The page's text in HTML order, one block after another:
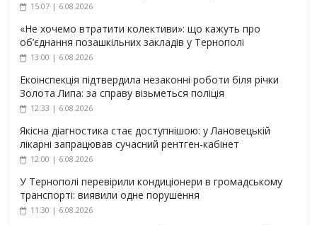
15:07 | 6.08.2026
«Не хочемо втратити колективи»: що кажуть про
об’єднання позашкільних закладів у Тернополі
13:00 | 6.08.2026
Екоінспекція підтвердила незаконні роботи біля річки
Золота Липа: за справу візьметься поліція
12:33 | 6.08.2026
Якісна діагностика стає доступнішою: у Лановецькій
лікарні запрацював сучасний рентген-кабінет
12:00 | 6.08.2026
У Тернополі перевірили кондиціонери в громадському
транспорті: виявили одне порушення
11:30 | 6.08.2026